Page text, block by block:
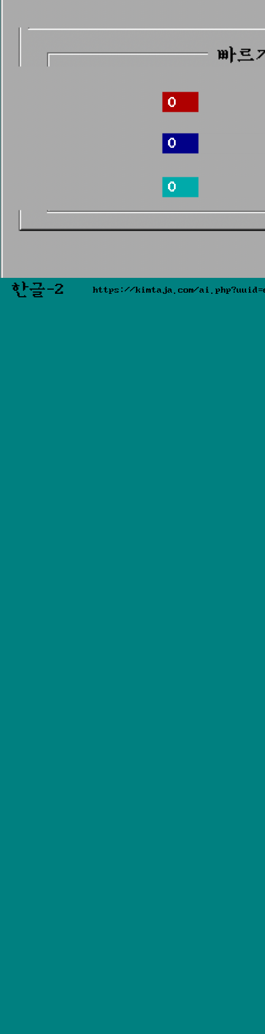
0
0
0
한글-2 https://kimtaja.com/